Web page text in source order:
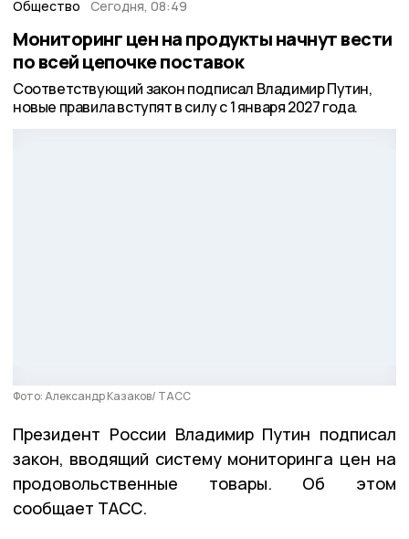
Общество Сегодня, 08:49
Мониторинг цен на продукты начнут вести
по всей цепочке поставок
Соответствующий закон подписал Владимир Путин,
новые правила вступят в силу с 1 января 2027 года.
Фото: Александр Казаков/ ТАСС
Президент России Владимир Путин подписал
закон, вводящий систему мониторинга цен на
продовольственные товары. Об этом
сообщает ТАСС.